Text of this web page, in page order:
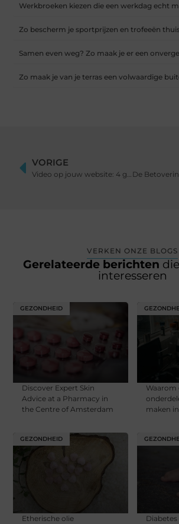
Werkbroeken kiezen die een werkdag echt
Zo bescherm je sportprijzen en trofeeën
Samen even weg? Zo maak je er een
Zo maak je van je terras een volwaardige
VORIGE
Video op jouw website: 4 geweldige redenen
VERKEN ONZE BLOGS
Gerelateerde berichten
interesseren
GEZONDHEID
Discover Expert Skin
Advice at a Pharmacy in
the Centre of Amsterdam
Waarom
maken
GEZONDHEID
Etherische olie